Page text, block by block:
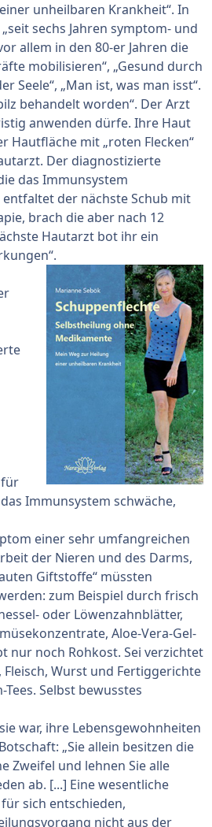
unheilbaren Krankheit“. In
sechs Jahren symptom- und
allem in den 80-er Jahren die
mobilisieren“, „Gesund durch
Seele“, „Man ist, was man isst“.
behandelt worden“. Der Arzt
anwenden dürfe. Ihre Haut
Hautfläche mit „roten Flecken“
Der diagnostizierte
das Immunsystem
der nächste Schub mit
brach die aber nach 12
Hautarzt bot ihr ein
Immunsystem schwäche,
einer sehr umfangreichen
der Nieren und des Darms,
Giftstoffe“ müssten
zum Beispiel durch frisch
oder Löwenzahnblätter,
Aloe-Vera-Gel-
nur noch Rohkost. Sei verzichtet
Wurst und Fertiggerichte
Selbst bewusstes
war, ihre Lebensgewohnheiten
„Sie allein besitzen die
Zweifel und lehnen Sie alle
ab. [...] Eine wesentliche
sich entschieden,
nicht aus der